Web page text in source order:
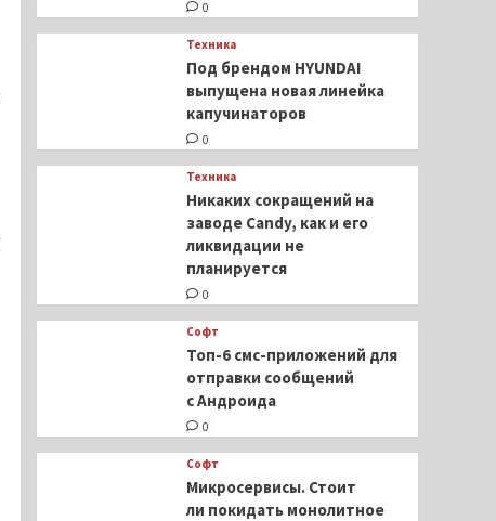
0
Техника
Под брендом HYUNDAI
выпущена новая линейка
капучинаторов
0
Техника
Никаких сокращений на
заводе Candy, как и его
ликвидации не
планируется
0
Софт
Топ-6 смс-приложений для
отправки сообщений
с Андроида
0
Софт
Микросервисы. Стоит
ли покидать монолитное